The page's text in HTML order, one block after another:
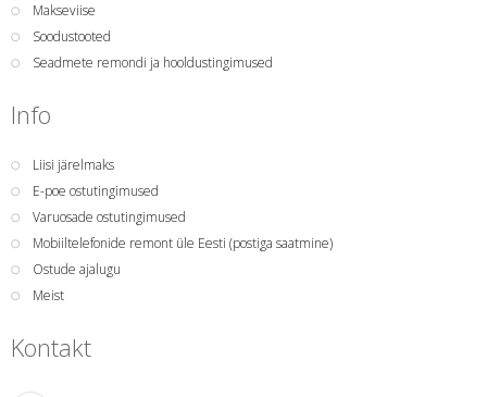
Makseviise
Soodustooted
Seadmete remondi ja hooldustingimused
Info
Liisi järelmaks
E-poe ostutingimused
Varuosade ostutingimused
Mobiiltelefonide remont üle Eesti (postiga saatmine)
Ostude ajalugu
Meist
Kontakt